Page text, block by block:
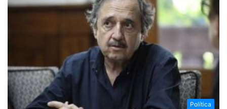
Política